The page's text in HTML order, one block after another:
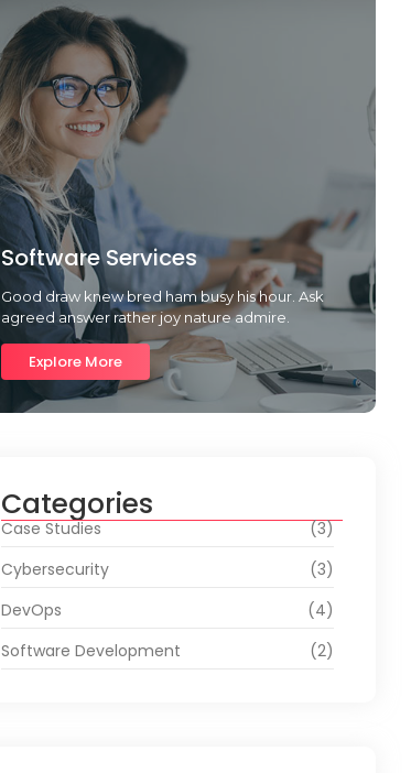
Software Services
Good draw knew bred ham busy his hour. Ask
agreed answer rather joy nature admire.
Explore More
Categories
Case Studies
(3)
Cybersecurity
(3)
DevOps
(4)
Software Development
(2)